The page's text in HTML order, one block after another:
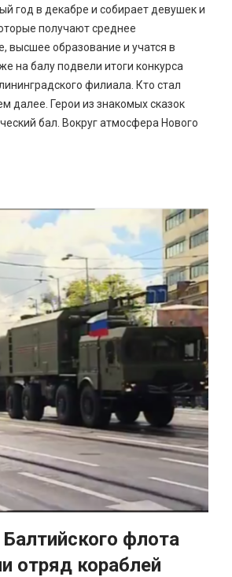
год в декабре и собирает девушек и
получают среднее
высшее образование и учатся в
на балу подвели итоги конкурса
филиала. Кто стал
далее. Герои из знакомых сказок
бал. Вокруг атмосфера Нового
флота
отряд кораблей